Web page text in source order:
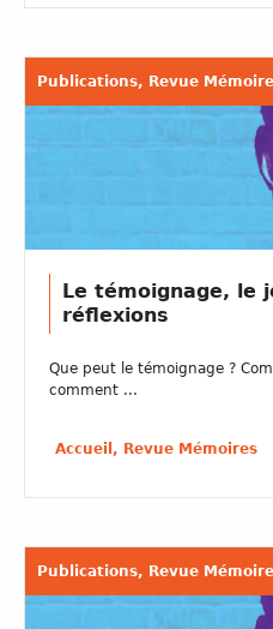
Publications, Revue
Le témoignage, le
réflexions
Que peut le témoignage ?
comment ...
Accueil, Revue Mémoires
Publications, Revue